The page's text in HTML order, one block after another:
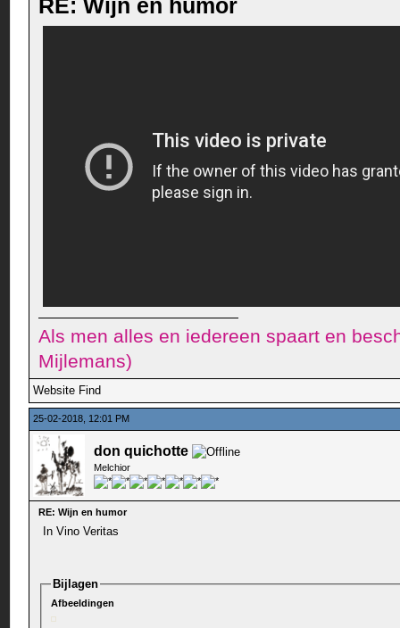
RE: Wijn en humor
Als men alles en iedereen spaart en
Mijlemans)
Website Find
25-02-2018, 12:01 PM
don quichotte
Melchior
RE: Wijn en humor
In Vino Veritas
Bijlagen
Afbeeldingen